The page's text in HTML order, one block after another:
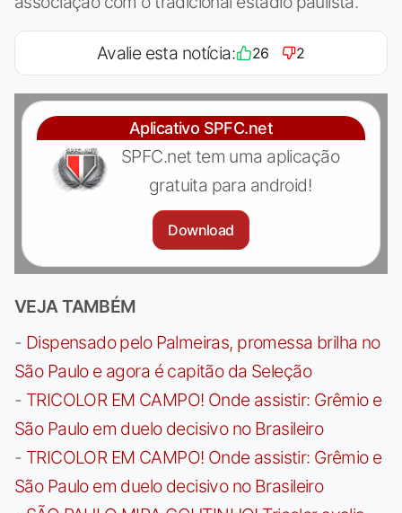
Avalie esta notícia: 26 2
Aplicativo SPFC.net
SPFC.net tem uma aplicação
gratuita para android!
Download
VEJA TAMBÉM
- Dispensado pelo Palmeiras, promessa brilha no
São Paulo e agora é capitão da Seleção
- TRICOLOR EM CAMPO! Onde assistir: Grêmio e
São Paulo em duelo decisivo no Brasileiro
- TRICOLOR EM CAMPO! Onde assistir: Grêmio e
São Paulo em duelo decisivo no Brasileiro